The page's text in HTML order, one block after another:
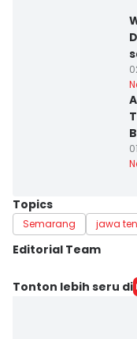
Topics
Semarang jawa
Editorial Team
Editor
Tonton lebih seru di